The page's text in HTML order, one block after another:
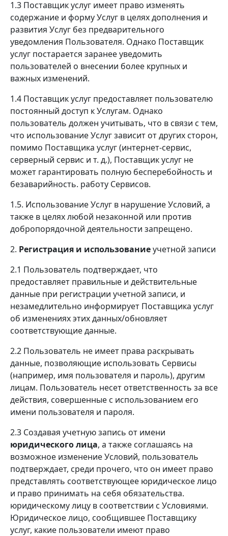
1.3 Поставщик услуг имеет право изменять
содержание и форму Услуг в целях дополнения и
развития Услуг без предварительного
уведомления Пользователя. Однако Поставщик
услуг постарается заранее уведомить
пользователей о внесении более крупных и
важных изменений.
1.4 Поставщик услуг предоставляет пользователю
постоянный доступ к Услугам. Однако
пользователь должен учитывать, что в связи с тем,
что использование Услуг зависит от других сторон,
помимо Поставщика услуг (интернет-сервис,
серверный сервис и т. д.), Поставщик услуг не
может гарантировать полную бесперебойность и
безаварийность. работу Сервисов.
1.5. Использование Услуг в нарушение Условий, а
также в целях любой незаконной или против
добропорядочной деятельности запрещено.
2. Регистрация и использованиеучетной записи
2.1 Пользователь подтверждает, что
предоставляет правильные и действительные
данные при регистрации учетной записи, и
незамедлительно информирует Поставщика услуг
об изменениях этих данных/обновляет
соответствующие данные.
2.2 Пользователь не имеет права раскрывать
данные, позволяющие использовать Сервисы
(например, имя пользователя и пароль), другим
лицам. Пользователь несет ответственность за все
действия, совершенные с использованием его
имени пользователя и пароля.
2.3 Создавая учетную запись от имени
юридического лица, а также соглашаясь на
возможное изменение Условий, пользователь
подтверждает, среди прочего, что он имеет право
представлять соответствующее юридическое лицо
и право принимать на себя обязательства.
юридическому лицу в соответствии с Условиями.
Юридическое лицо, сообщившее Поставщику
услуг, какие пользователи имеют право